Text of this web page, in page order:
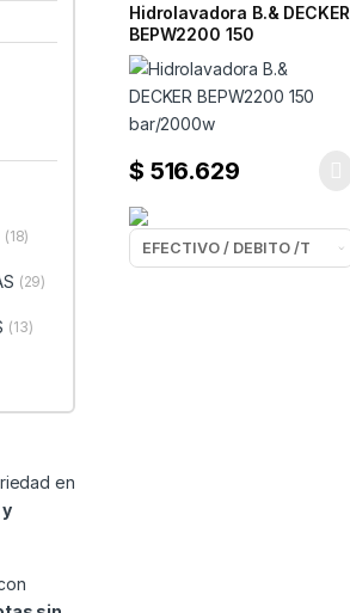
Hidrolavadora B.& DECKER
BEPW2200 150
bar/2000w
$ 516.629
(18)
(29)
(13)
en